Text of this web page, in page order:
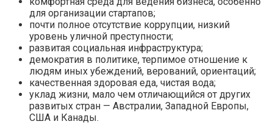
для организации стартапов;
почти полное отсутствие коррупции, низкий
уровень уличной преступности;
развитая социальная инфраструктура;
демократия в политике, терпимое отношение к
людям иных убеждений, верований, ориентаций;
качественная здоровая еда, чистая вода;
уклад жизни, мало чем отличающийся от других
развитых стран — Австралии, Западной Европы,
США и Канады.